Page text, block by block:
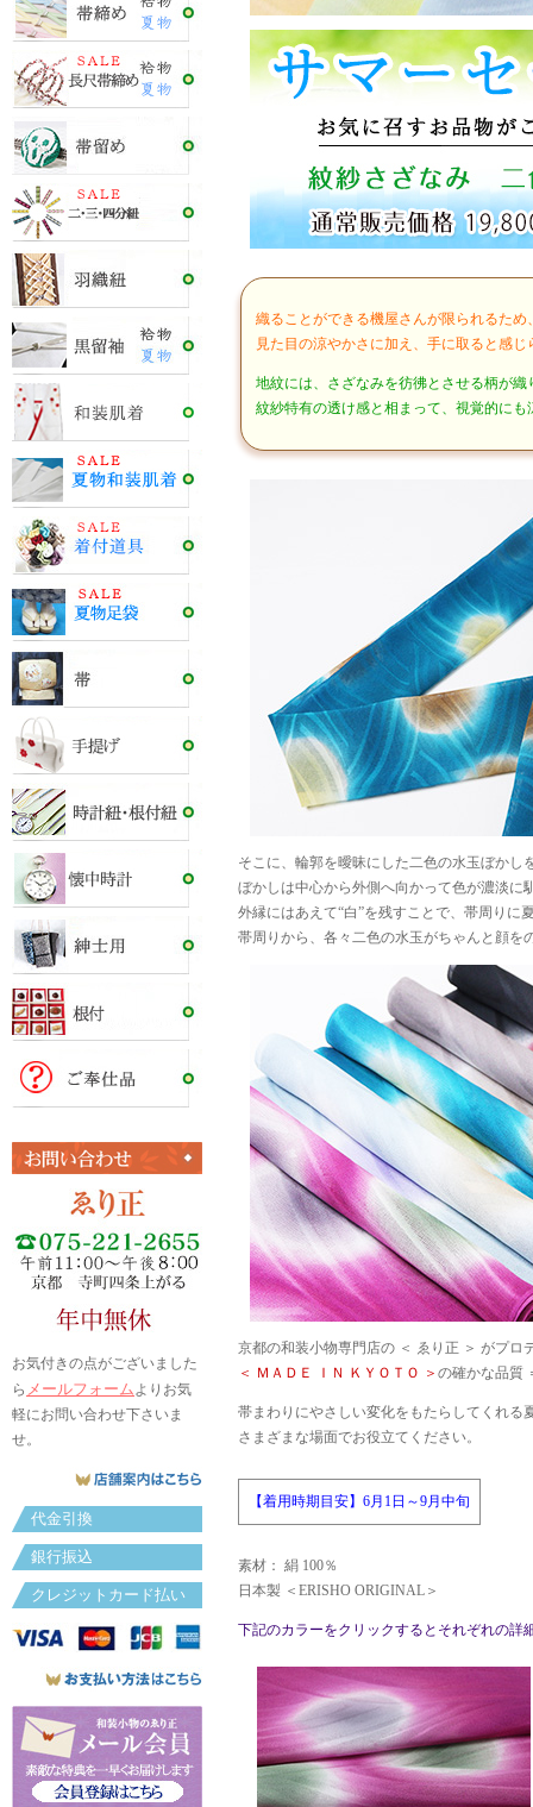
お気付きの点がございました
ら メールフォームよりお気
軽にお問い合わせ下さいま
せ。
代金引換
銀行振込
クレジットカード払い
織ることができる機屋さんが限られるため
見た目の涼やかさに加え、手に取ると感
地紋には、さざなみを彷彿とさせる柄が織
紋紗特有の透け感と相まって、視覚的に
そこに、輪郭を曖昧にした二色の水玉ぼか
ぼかしは中心から外側へ向かって色が濃淡に
外縁にはあえて“白”を残すことで、帯周りに
帯周りから、各々二色の水玉がちゃんと顔を
京都の和装小物専門店の ＜ ゑり正 ＞ がプロ
＜ ＭＡＤＥ ＩＮ ＫＹＯＴＯ ＞ の確かな品質
帯まわりにやさしい変化をもたらしてくれる
さまざまな場面でお役立てください。
【着用時期目安】6月1日～9月中旬
素材： 絹 100％
日本製 ＜ERISHO ORIGINAL＞
下記のカラーをクリックするとそれぞれの詳